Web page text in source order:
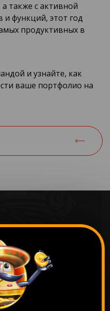
также с активной
и функций, этот год
продуктивных в
и узнайте, как
ваше портфолио на